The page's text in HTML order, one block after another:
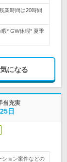
業時間は20時間
* GW休暇* 夏季
気になる
当充実
日
ション案件などの